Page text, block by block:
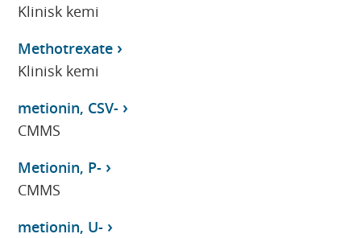
Klinisk kemi
Methotrexate
Klinisk kemi
metionin, CSV-
CMMS
Metionin, P-
CMMS
metionin, U-